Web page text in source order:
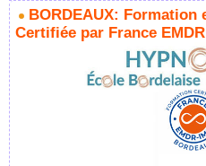
BORDEAUX: Formation
Certifiée par France